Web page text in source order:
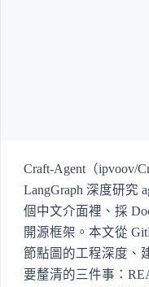
Craft-Agent（ipvoov/
LangGraph 深度研究
個中文介面裡、採
開源框架。本文從
節點圖的工程深度、
要釐清的三件事：